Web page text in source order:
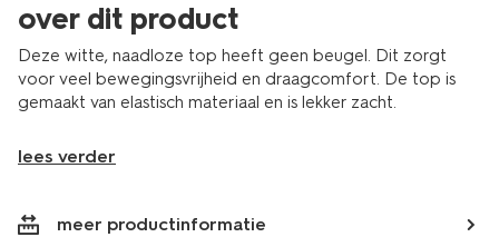
over dit product
Deze witte, naadloze top heeft geen beugel. Dit zorgt
voor veel bewegingsvrijheid en draagcomfort. De top is
gemaakt van elastisch materiaal en is lekker zacht.
lees verder
meer productinformatie